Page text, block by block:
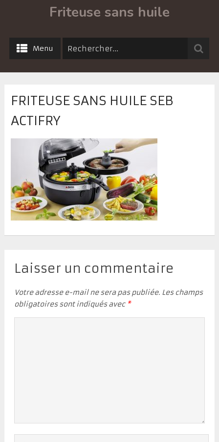
Friteuse sans huile
Menu
FRITEUSE SANS HUILE SEB
ACTIFRY
Laisser un commentaire
Votre adresse e-mail ne sera pas publiée. Les champs
obligatoires sont indiqués avec *